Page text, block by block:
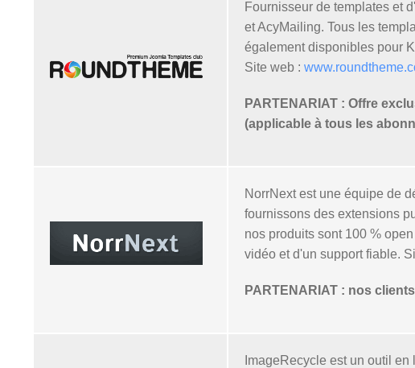
Fournisseur de templates et
et AcyMailing. Tous les
également disponibles pour
Site web :
PARTENARIAT : Offre
(applicable à tous les
NorrNext est une équipe de
fournissons des extensions
nos produits sont 100 %
vidéo et d'un support fiable.
PARTENARIAT : nos
ImageRecycle est un outil